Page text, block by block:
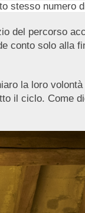
stesso numero
del percorso
conto solo alla
la loro
il ciclo. Come